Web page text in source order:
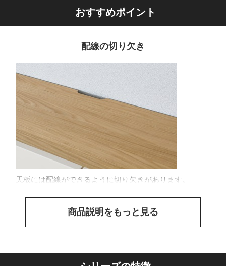
おすすめポイント
配線の切り欠き
天板には配線ができるように切り欠きがあります。
商品説明をもっと見る